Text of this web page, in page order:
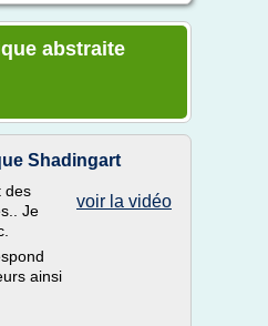
abstraite
Shadingart
voir la vidéo
des
Je
ainsi